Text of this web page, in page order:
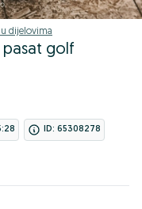
dijelovima
golf
ID: 65308278